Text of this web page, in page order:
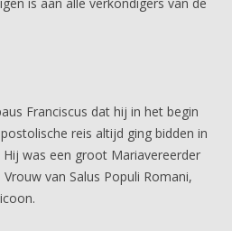
Franciscus dat hij in het begin
reis altijd ging bidden in
was een groot Mariavereerder
van Salus Populi Romani,